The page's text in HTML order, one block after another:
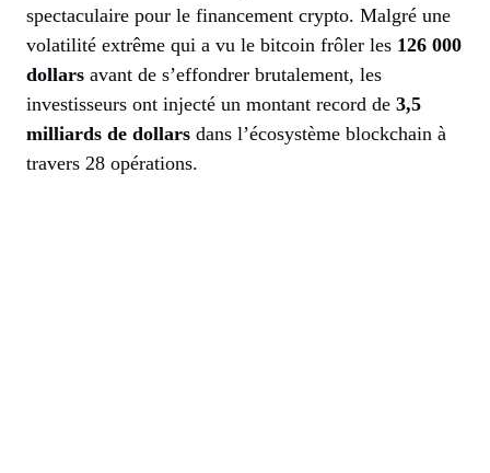
spectaculaire pour le financement crypto. Malgré une
volatilité extrême qui a vu le bitcoin frôler les 126 000
dollars avant de s’effondrer brutalement, les
investisseurs ont injecté un montant record de 3,5
milliards de dollars dans l’écosystème blockchain à
travers 28 opérations.